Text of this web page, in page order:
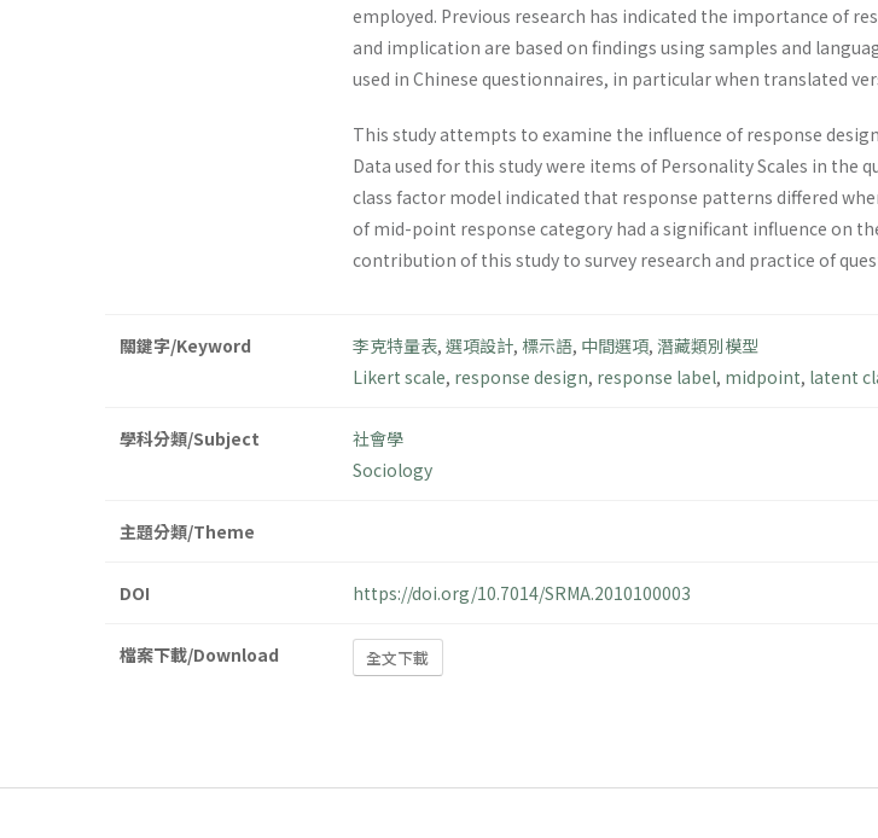
employed. Previous research has indicated the importance of
and implication are based on findings using samples and
used in Chinese questionnaires, in particular when translated
This study attempts to examine the influence of response
Data used for this study were items of Personality Scales in the
class factor model indicated that response patterns differed
of mid-point response category had a significant influence on
contribution of this study to survey research and practice of
關鍵字/Keyword 李克特量表, 選項設計, 標示語, 中間選項, 潛藏類別模型
Likert scale, response design, response label, midpoint, latent
學科分類/Subject
社會學
Sociology
主題分類/Theme
DOI https://doi.org/10.7014/SRMA.2010100003
檔案下載/Download 全文下載